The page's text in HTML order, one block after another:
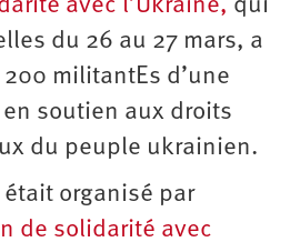
avec l’Ukraine, qui
du 26 au 27 mars, a
militantEs d’une
soutien aux droits
du peuple ukrainien.
organisé par
de solidarité avec